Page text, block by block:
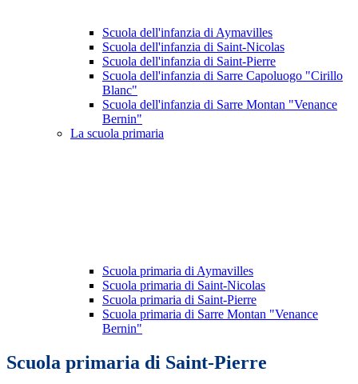
Scuola dell'infanzia di Aymavilles
Scuola dell'infanzia di Saint-Nicolas
Scuola dell'infanzia di Saint-Pierre
Scuola dell'infanzia di Sarre Capoluogo "Cirillo
Blanc"
Scuola dell'infanzia di Sarre Montan "Venance
Bernin"
La scuola primaria
Scuola primaria di Aymavilles
Scuola primaria di Saint-Nicolas
Scuola primaria di Saint-Pierre
Scuola primaria di Sarre Montan "Venance
Bernin"
Scuola primaria di Saint-Pierre